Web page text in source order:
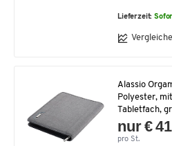
Lieferzeit:
Alassio
Polyester,
Tabletfach,
nur €
pro St.